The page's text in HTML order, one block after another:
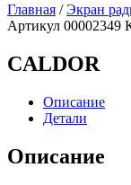
Главная /Экран
Артикул 00002349
CALDOR
Описание
Детали
Описание